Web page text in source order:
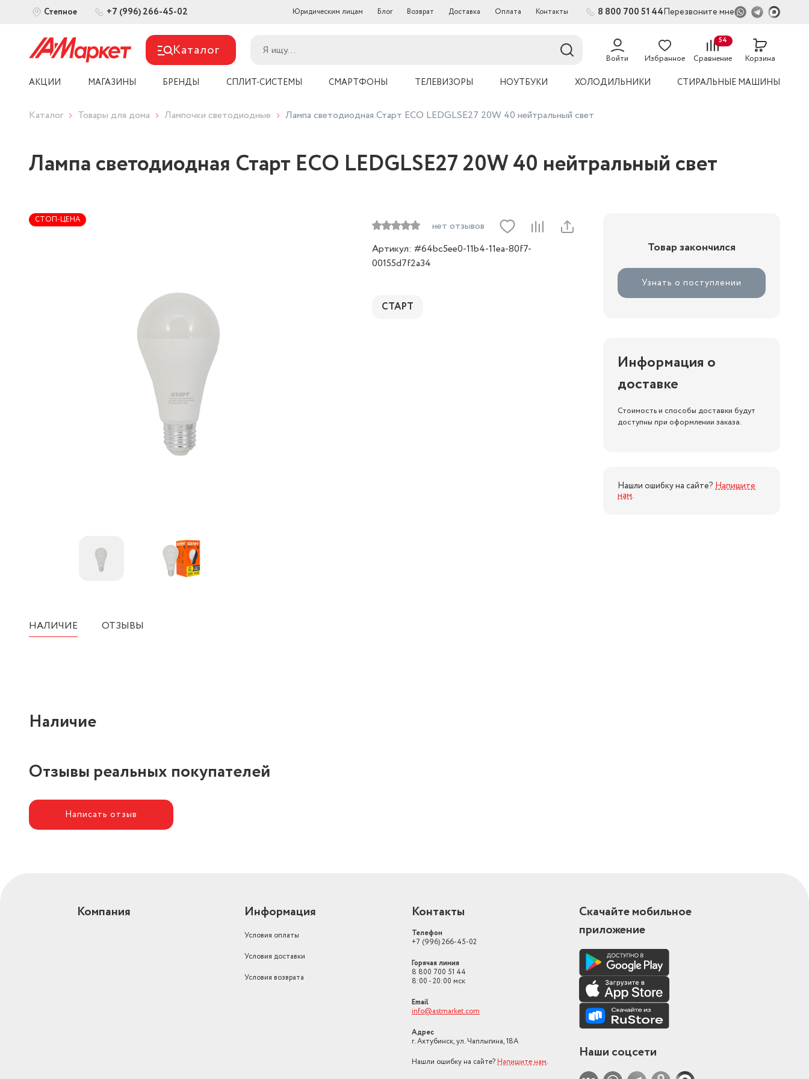
Степное +7 (996) 266-45-02 Юридическим лицам Блог Возврат Доставка Оплата Контакты 8 800 700 51 44Перезвоните мне
Каталог Войти Избранное Сравнение
54
Корзина
АКЦИИ МАГАЗИНЫ БРЕНДЫ СПЛИТ-СИСТЕМЫ СМАРТФОНЫ ТЕЛЕВИЗОРЫ НОУТБУКИ ХОЛОДИЛЬНИКИ СТИРАЛЬНЫЕ МАШИНЫ
Каталог Товары для дома Лампочки светодиодные Лампа светодиодная Старт ECO LEDGLSE27 20W 40 нейтральный свет
Лампа светодиодная Старт ECO LEDGLSE27 20W 40 нейтральный свет
СТОП-ЦЕНА
нет отзывов
Артикул: #64bc5ee0-11b4-11ea-80f7-
00155d7f2a34
СТАРТ
Товар закончился
Узнать о поступлении
Информация о
доставке
Стоимость и способы доставки будут
доступны при оформлении заказа.
Нашли ошибку на сайте? Напишите
нам.
НАЛИЧИЕ ОТЗЫВЫ
Наличие
Отзывы реальных покупателей
Написать отзыв
Компания Информация
Условия оплаты
Условия доставки
Условия возврата
Контакты
Телефон
+7 (996) 266-45-02
Горячая линия
8 800 700 51 44
8:00 - 20:00 мск
Email
info@astmarket.com
Адрес
г. Ахтубинск, ул. Чаплыгина, 18А
Нашли ошибку на сайте? Напишите нам.
Скачайте мобильное
приложение
Наши соцсети